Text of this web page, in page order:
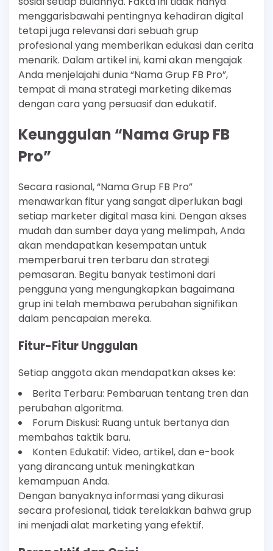
menggarisbawahi pentingnya kehadiran digital
tetapi juga relevansi dari sebuah grup
profesional yang memberikan edukasi dan cerita
menarik. Dalam artikel ini, kami akan mengajak
Anda menjelajahi dunia “Nama Grup FB Pro”,
tempat di mana strategi marketing dikemas
dengan cara yang persuasif dan edukatif.
Keunggulan “Nama Grup FB
Pro”
Secara rasional, “Nama Grup FB Pro”
menawarkan fitur yang sangat diperlukan bagi
setiap marketer digital masa kini. Dengan akses
mudah dan sumber daya yang melimpah, Anda
akan mendapatkan kesempatan untuk
memperbarui tren terbaru dan strategi
pemasaran. Begitu banyak testimoni dari
pengguna yang mengungkapkan bagaimana
grup ini telah membawa perubahan signifikan
dalam pencapaian mereka.
Fitur-Fitur Unggulan
Setiap anggota akan mendapatkan akses ke:
Berita Terbaru: Pembaruan tentang tren dan
perubahan algoritma.
Forum Diskusi: Ruang untuk bertanya dan
membahas taktik baru.
Konten Edukatif: Video, artikel, dan e-book
yang dirancang untuk meningkatkan
kemampuan Anda.
Dengan banyaknya informasi yang dikurasi
secara profesional, tidak terelakkan bahwa grup
ini menjadi alat marketing yang efektif.